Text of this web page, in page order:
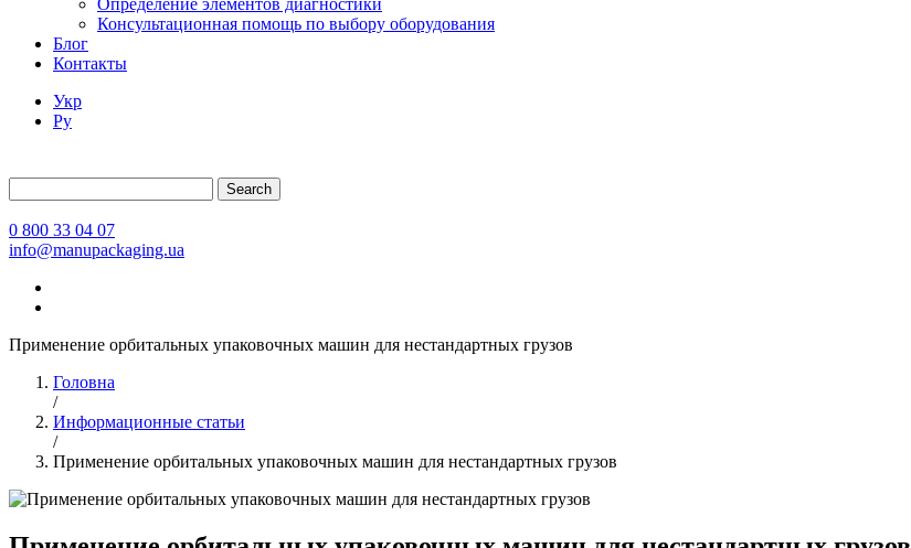
Определение элементов диагностики
Консультационная помощь по выбору оборудования
Блог
Контакты
Укр
Ру
Search
0 800 33 04 07
info@manupackaging.ua
Применение орбитальных упаковочных машин для нестандартных грузов
Головна
/
Информационные статьи
/
Применение орбитальных упаковочных машин для нестандартных грузов